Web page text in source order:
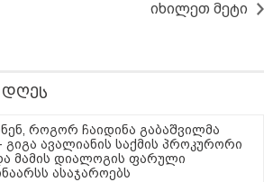
იხილეთ მეტი
როგორ ჩაიდინა გაბაშვილმა
ავალიანის საქმის პროკურორი
მამის დიალოგის ფარული
ასაჯაროებს